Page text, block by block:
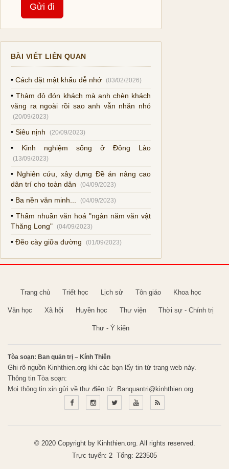
BÀI VIẾT LIÊN QUAN
• Cách đặt mật khẩu dễ nhớ (03/02/2026)
•Thảm đỏ đón khách mà anh chèn khách
văng ra ngoài rồi sao anh vẫn nhăn nhó
(20/09/2023)
• Siêu nịnh (20/09/2023)
• Kinh nghiệm sống ở Đông Lào
(13/09/2023)
• Nghiên cứu, xây dựng Đề án nâng cao
dân trí cho toàn dân
(04/09/2023)
• Ba nền văn minh... (04/09/2023)
• Thấm nhuần văn hoá "ngàn năm văn vật
Thăng Long"
(04/09/2023)
• Đẽo cày giữa đường (01/09/2023)
Trang chủ Triết học Lịch sử Tôn giáo Khoa học
Văn học Xã hội Huyền học Thư viện Thời sự - Chính trị
Thư - Ý kiến
Tòa soạn: Ban quản trị – Kính Thiên
Ghi rõ nguồn Kinhthien.org khi các bạn lấy tin từ trang web này.
Thông tin Tòa soạn:
Mọi thông tin xin gửi về thư điện tử: Banquantri@kinhthien.org
© 2020 Copyright by Kinhthien.org. All rights reserved.
Trực tuyến: 2 Tổng: 223505